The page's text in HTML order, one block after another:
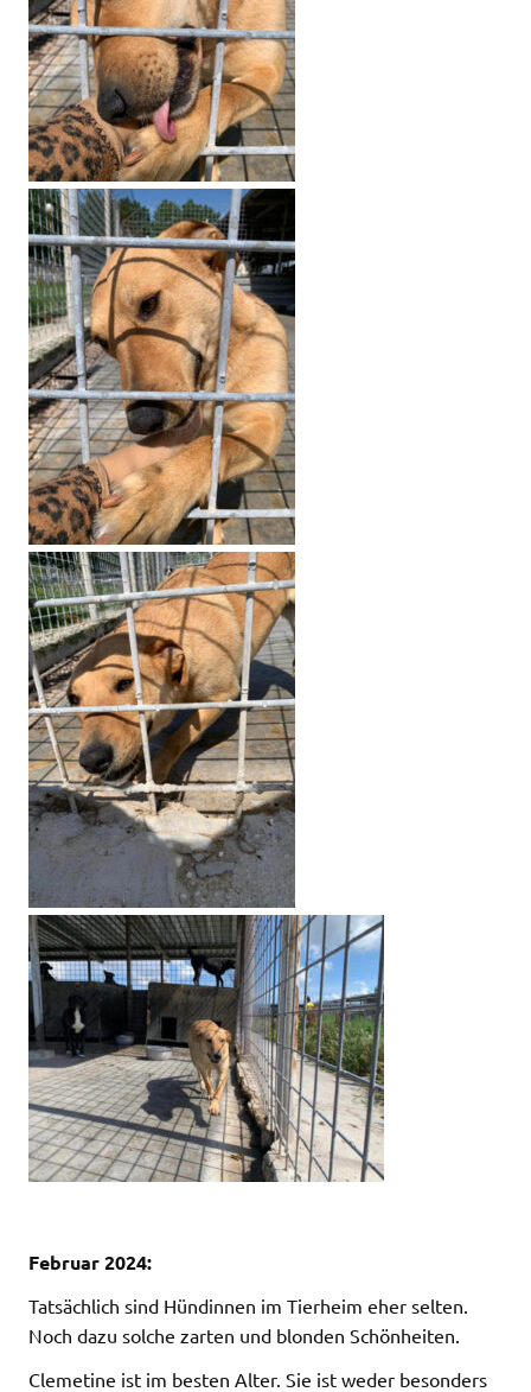
Februar 2024:
Tatsächlich sind Hündinnen im Tierheim eher selten.
Noch dazu solche zarten und blonden Schönheiten.
Clemetine ist im besten Alter. Sie ist weder besonders